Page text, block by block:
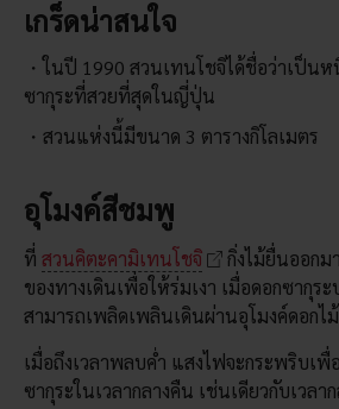
เกร็ดน่าสนใจ
ในปี 1990 สวนเทนโชจิได้ชื่อว่าเป็นห
ซากุระที่สวยที่สุดในญี่ปุ่น
สวนแห่งนี้มีขนาด 3 ตารางกิโลเมตร
อุโมงค์สีชมพู
ที่ สวนคิตะคามิเทนโชจิ
กิ่งไม้ยื่นออกม
ของทางเดินเพื่อให้ร่มเงา เมื่อดอกซากุร
สามารถเพลิดเพลินเดินผ่านอุโมงค์ดอก
เมื่อถึงเวลาพลบค่ำ แสงไฟจะกระพริบเ
ซากุระในเวลากลางคืน เช่นเดียวกับเวลา